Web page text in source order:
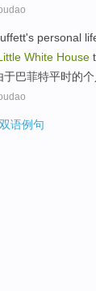
personal
White House
于巴菲特平时的个
语例句